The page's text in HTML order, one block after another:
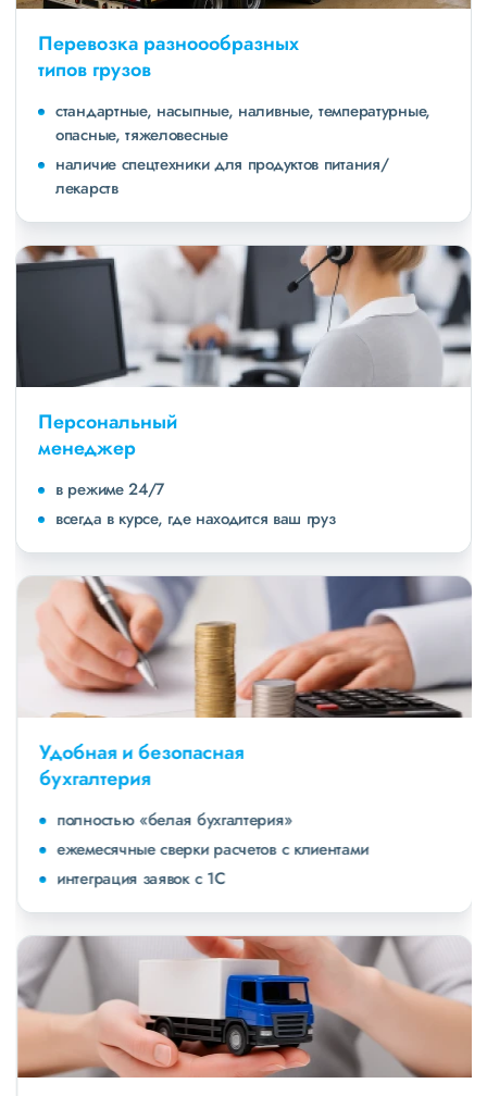
Перевозка разноообразных
типов грузов
стандартные, насыпные, наливные, температурные,
опасные, тяжеловесные
наличие спецтехники для продуктов питания/
лекарств
Персональный
менеджер
в режиме 24/7
всегда в курсе, где находится ваш груз
Удобная и безопасная
бухгалтерия
полностью «белая бухгалтерия»
ежемесячные сверки расчетов с клиентами
интеграция заявок с 1С